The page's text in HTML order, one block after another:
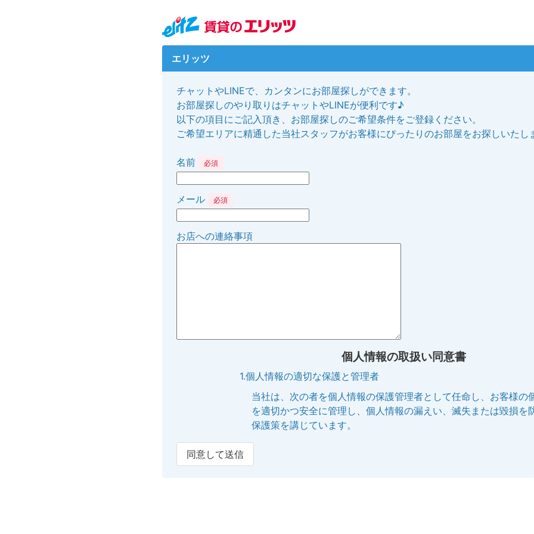
エリッツ
チャットやLINEで、カンタンにお部屋探しができます。
お部屋探しのやり取りはチャットやLINEが便利です♪
以下の項目にご記入頂き、お部屋探しのご希望条件をご登録ください。
ご希望エリアに精通した当社スタッフがお客様にぴったりのお部屋をお探しいたし
名前 必須
メール 必須
お店への連絡事項
個人情報の取扱い同意書
1.個人情報の適切な保護と管理者
当社は、次の者を個人情報の保護管理者として任命し、お客様の
を適切かつ安全に管理し、個人情報の漏えい、滅失または毀損を
保護策を講じています。
同意して送信